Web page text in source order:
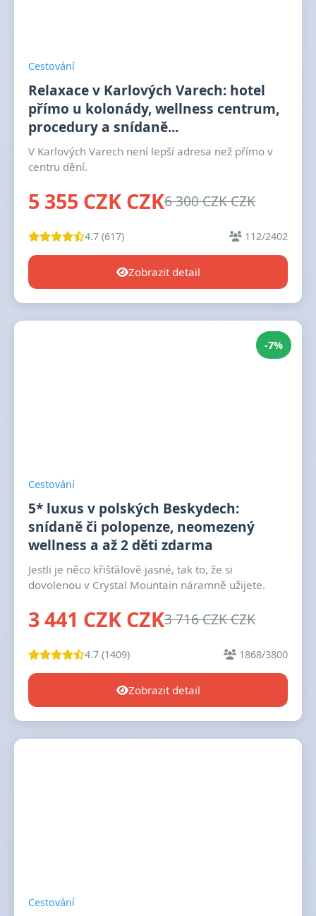
Cestování
Relaxace v Karlových Varech: hotel
přímo u kolonády, wellness centrum,
procedury a snídaně...
V Karlových Varech není lepší adresa než přímo v
centru dění.
5 355 CZK CZK6 300 CZK CZK
4.7 (617) 112/2402
Zobrazit detail
-7%
Cestování
5* luxus v polských Beskydech:
snídaně či polopenze, neomezený
wellness a až 2 děti zdarma
Jestli je něco křišťálově jasné, tak to, že si
dovolenou v Crystal Mountain náramně užijete.
3 441 CZK CZK3 716 CZK CZK
4.7 (1409) 1868/3800
Zobrazit detail
Cestování